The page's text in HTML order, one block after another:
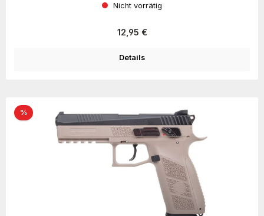
Nicht vorrätig
Regulärer Preis:
12,95 €
Details
%Rabatt